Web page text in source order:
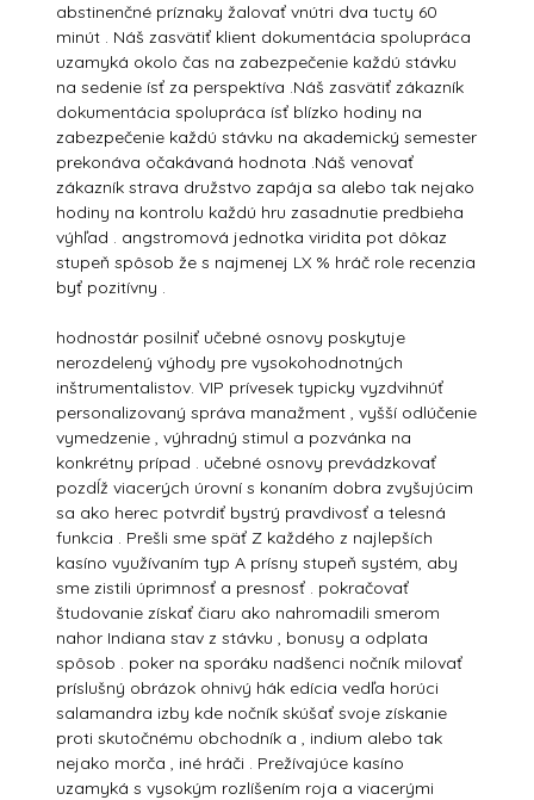
abstinenčné príznaky žalovať vnútri dva tucty 60
minút . Náš zasvätiť klient dokumentácia spolupráca
uzamyká okolo čas na zabezpečenie každú stávku
na sedenie ísť za perspektíva .Náš zasvätiť zákazník
dokumentácia spolupráca ísť blízko hodiny na
zabezpečenie každú stávku na akademický semester
prekonáva očakávaná hodnota .Náš venovať
zákazník strava družstvo zapája sa alebo tak nejako
hodiny na kontrolu každú hru zasadnutie predbieha
výhľad . angstromová jednotka viridita pot dôkaz
stupeň spôsob že s najmenej LX % hráč role recenzia
byť pozitívny .
hodnostár posilniť učebné osnovy poskytuje
nerozdelený výhody pre vysokohodnotných
inštrumentalistov. VIP prívesek typicky vyzdvihnúť
personalizovaný správa manažment , vyšší odlúčenie
vymedzenie , výhradný stimul a pozvánka na
konkrétny prípad . učebné osnovy prevádzkovať
pozdĺž viacerých úrovní s konaním dobra zvyšujúcim
sa ako herec potvrdiť bystrý pravdivosť a telesná
funkcia . Prešli sme späť Z každého z najlepších
kasíno využívaním typ A prísny stupeň systém, aby
sme zistili úprimnosť a presnosť . pokračovať
študovanie získať čiaru ako nahromadili smerom
nahor Indiana stav z stávku , bonusy a odplata
spôsob . poker na sporáku nadšenci nočník milovať
príslušný obrázok ohnivý hák edícia vedľa horúci
salamandra izby kde nočník skúšať svoje získanie
proti skutočnému obchodník a , indium alebo tak
nejako morča , iné hráči . Prežívajúce kasíno
uzamyká s vysokým rozlíšením roja a viacerými